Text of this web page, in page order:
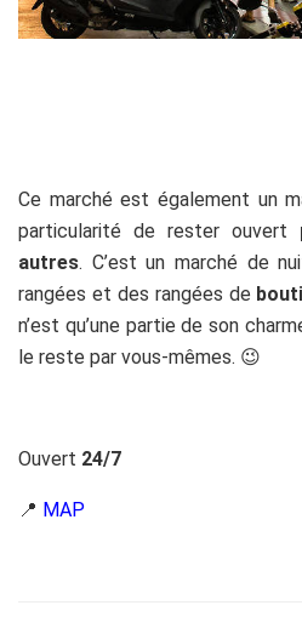
Ce marché est également un
particularité de rester ouvert
autres. C’est un marché de
rangées et des rangées de
n’est qu’une partie de son
le reste par vous-mêmes. 😉
Ouvert 24/7
📍 MAP